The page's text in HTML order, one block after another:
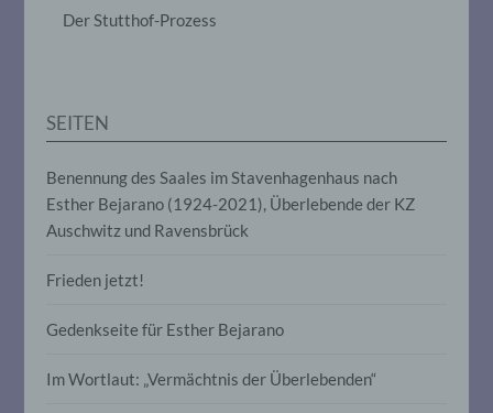
Der Stutthof-Prozess
SEITEN
Benennung des Saales im Stavenhagenhaus nach
Esther Bejarano (1924-2021), Überlebende der KZ
Auschwitz und Ravensbrück
Frieden jetzt!
Gedenkseite für Esther Bejarano
Im Wortlaut: „Vermächtnis der Überlebenden“
Anpassung oder Veränderung, das
Löschen oder die Vernichtung.
d) Einschränkung der Verarbeitung
Markierung gespeicherter
ihre künftige Verarbeitung einzuschränken.
e) Profiling